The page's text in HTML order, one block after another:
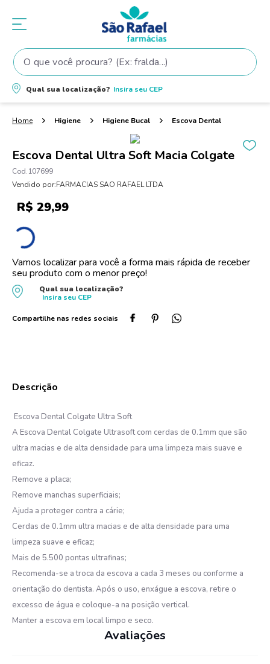
O que você procura? (Ex: fralda...)
Qual sua localização? Insira seu CEP
Higiene Higiene Bucal Escova Dental
Escova Dental Ultra Soft Macia Colgate
107699
Vendido por:FARMACIAS SAO RAFAEL LTDA
R$ 29,99
Vamos localizar para você a forma mais rápida de receber
seu produto com o menor preço!
Qual sua localização?
Insira seu CEP
Escova Dental Colgate Ultra Soft
A Escova Dental Colgate Ultrasoft com cerdas de 0.1mm que são
ultra macias e de alta densidade para uma limpeza mais suave e
eficaz.
Remove a placa;
Remove manchas superficiais;
Ajuda a proteger contra a cárie;
Cerdas de 0.1mm ultra macias e de alta densidade para uma
limpeza suave e eficaz;
Mais de 5.500 pontas ultrafinas;
Recomenda-se a troca da escova a cada 3 meses ou conforme a
orientação do dentista. Após o uso, enxágue a escova, retire o
excesso de água e coloque-a na posição vertical.
Manter a escova em local limpo e seco.
Avaliações
Termos mais buscados
1º fralda
shampoo
4º lenço umedecido
tintura cabelo
6 elseve
8º
9º esmalte
protetor solar